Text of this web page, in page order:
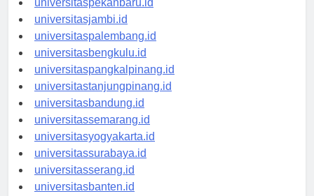
universitasjambi.id
universitaspalembang.id
universitasbengkulu.id
universitaspangkalpinang.id
universitastanjungpinang.id
universitasbandung.id
universitassemarang.id
universitasyogyakarta.id
universitassurabaya.id
universitasserang.id
universitasbanten.id